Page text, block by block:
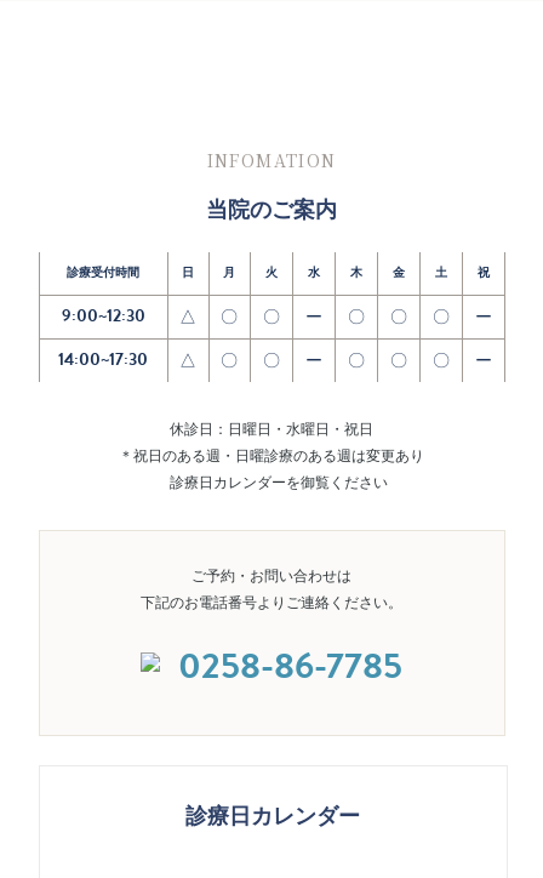
INFOMATION
当院のご案内
診療受付時間 日 月 火 水 木 金 土 祝
9:00~12:30 △ 〇 〇 ー 〇 〇 〇 ー
14:00~17:30 △ 〇 〇 ー 〇 〇 〇 ー
休診日：日曜日・水曜日・祝日
＊祝日のある週・日曜診療のある週は変更あり
診療日カレンダーを御覧ください
ご予約・お問い合わせは
下記のお電話番号よりご連絡ください。
0258-86-7785
診療日カレンダー